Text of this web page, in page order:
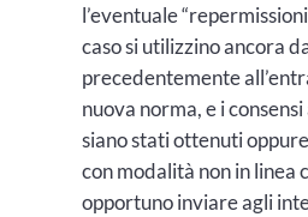
l’eventuale
caso si utilizzino ancora
precedentemente
nuova norma, e i
siano stati ottenuti
con modalità non in linea
opportuno inviare agli